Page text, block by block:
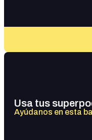
Usa tus
Ayúdanos en esta